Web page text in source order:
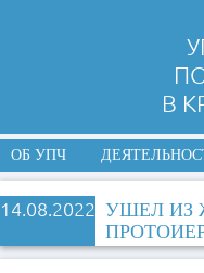
В
ОБ УПЧ
14.08.2022 УШЕЛ ИЗ